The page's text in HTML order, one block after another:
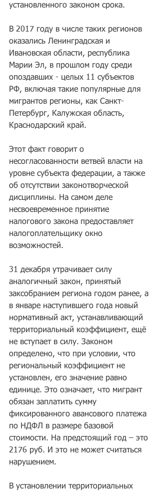
установленного законом срока.
В 2017 году в числе таких регионов
оказались Ленинградская и
Ивановская области, республика
Марии Эл, в прошлом году среди
опоздавших - целых 11 субъектов
РФ, включая такие популярные для
мигрантов регионы, как Санкт-
Петербург, Калужская область,
Краснодарский край.
Этот факт говорит о
несогласованности ветвей власти на
уровне субъекта федерации, а также
об отсутствии законотворческой
дисциплины. На самом деле
несвоевременное принятие
налогового закона предоставляет
налогоплательщику окно
возможностей.
31 декабря утрачивает силу
аналогичный закон, принятый
заксобранием региона годом ранее, а
в январе наступившего года новый
нормативный акт, устанавливающий
территориальный коэффициент, ещё
не вступает в силу. Законом
определено, что при условии, что
региональный коэффициент не
установлен, его значение равно
единице. Это означает, что мигрант
обязан заплатить сумму
фиксированного авансового платежа
по НДФЛ в размере базовой
стоимости. На предстоящий год – это
2176 руб. И это не может считаться
нарушением.
В установлении территориальных